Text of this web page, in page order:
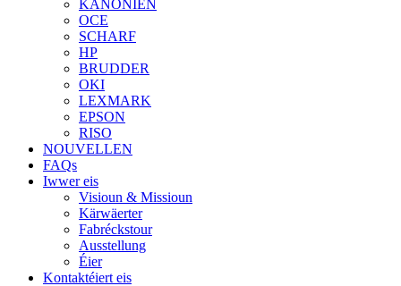
KANONIEN
OCE
SCHARF
HP
BRUDDER
OKI
LEXMARK
EPSON
RISO
NOUVELLEN
FAQs
Iwwer eis
Visioun & Missioun
Kärwäerter
Fabréckstour
Ausstellung
Éier
Kontaktéiert eis